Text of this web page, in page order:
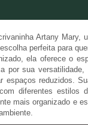
Artany
perfeita para
ela oferece o
por sua
espaços reduzidos.
diferentes estilos
mais organizado e